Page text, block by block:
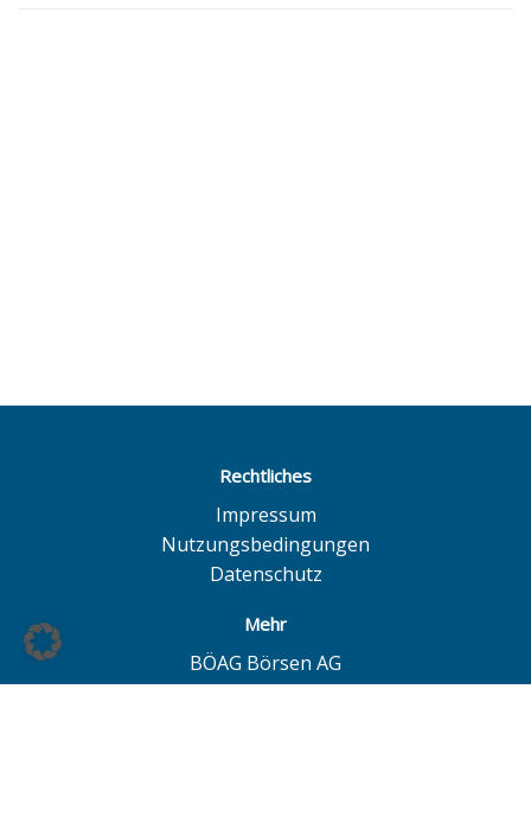
Rechtliches
Impressum
Nutzungsbedingungen
Datenschutz
Mehr
BÖAG Börsen AG
Börse Hamburg